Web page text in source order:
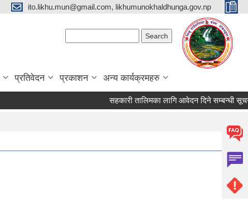
ito.likhu.mun@gmail.com, likhumunokhaldhunga.gov.np
प्रतिवेदन प्रकाशन अन्य कार्यक्रमहरु
सहकारी तालिमका लागि आवेदन दिने सम्बन्धी सूचना